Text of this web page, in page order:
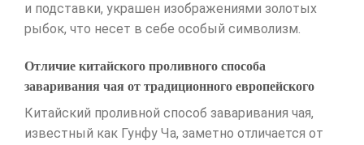
и подставки, украшен изображениями золотых
рыбок, что несет в себе особый символизм.
Отличие китайского проливного способа
заваривания чая от традиционного европейского
Китайский проливной способ заваривания чая,
известный как Гунфу Ча, заметно отличается от